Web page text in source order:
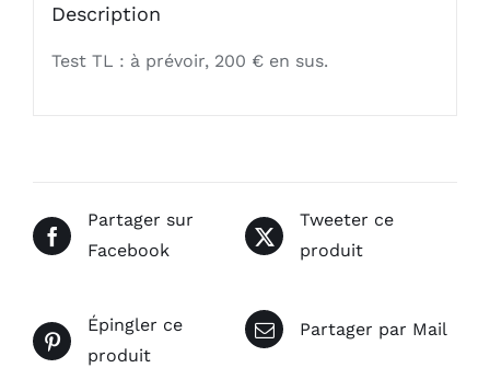
Description
Test TL : à prévoir, 200 € en sus.
Partager sur
Facebook
Tweeter ce
produit
Épingler ce
produit
Partager par Mail